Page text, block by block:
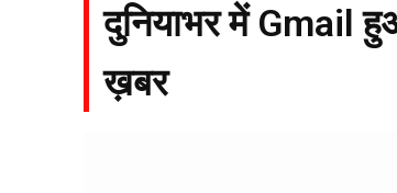
दुनियाभर में Gmail
ख़बर